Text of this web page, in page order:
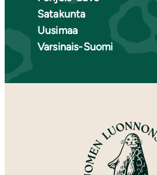
Satakunta
Uusimaa
Varsinais-Suomi